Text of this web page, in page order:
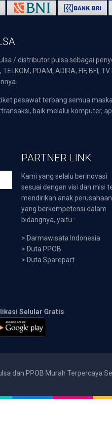
/ distributor pulsa sebagai
PDAM, ADIRA, FIF,
pesawat terbang semua
baik melalui komputer,
PARTNER LINK
Kami yang selalu berinovasi
sesuai dengan visi dan misi
mendirikan anak perusahaan
yang berkompetensi dalam
bidangnya, yaitu :
> Darmawisata Indonesia
> Duta PPOB
> Duta Sparepart
Selular Gratis
dan PPOB Murah Terpercaya